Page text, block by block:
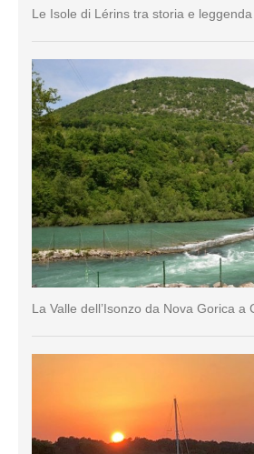
Le Isole di Lérins tra storia e leggenda
La Valle dell’Isonzo da Nova Gorica a